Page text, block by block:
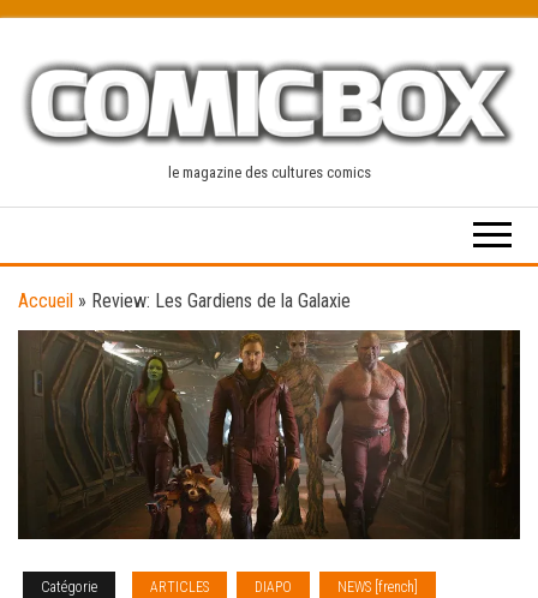
content
le magazine des cultures comics
Accueil » Review: Les Gardiens de la Galaxie
Catégorie ARTICLES DIAPO NEWS [french]